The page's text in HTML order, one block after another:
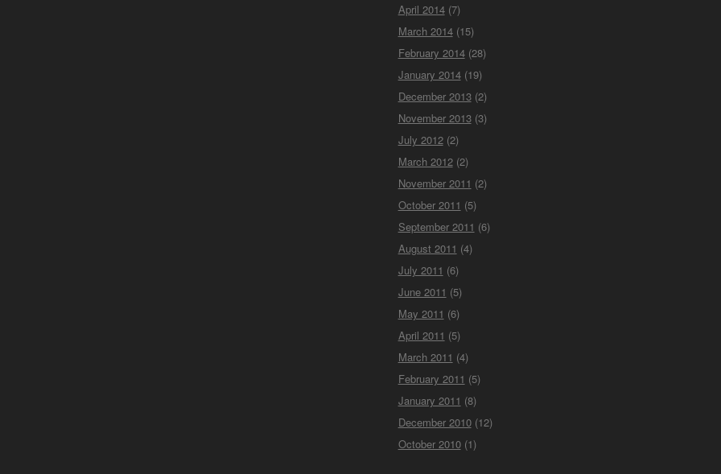
April 2014(7)
March 2014(15)
February 2014(28)
January 2014(19)
December 2013(2)
November 2013(3)
July 2012(2)
March 2012(2)
November 2011 (2)
October 2011 (5)
September 2011 (6)
August 2011 (4)
July 2011 (6)
June 2011 (5)
May 2011 (6)
April 2011 (5)
March 2011 (4)
February 2011 (5)
January 2011 (8)
December 2010(12)
October 2010(1)